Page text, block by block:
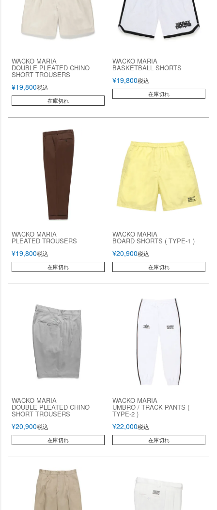
WACKO MARIA
DOUBLE PLEATED CHINO
SHORT TROUSERS
¥19,800税込
在庫切れ
WACKO MARIA
BASKETBALL SHORTS
¥19,800税込
在庫切れ
WACKO MARIA
PLEATED TROUSERS
¥19,800税込
在庫切れ
WACKO MARIA
BOARD SHORTS ( TYPE-1 )
¥20,900税込
在庫切れ
WACKO MARIA
DOUBLE PLEATED CHINO
SHORT TROUSERS
¥20,900税込
在庫切れ
WACKO MARIA
UMBRO / TRACK PANTS (
TYPE-2 )
¥22,000税込
在庫切れ